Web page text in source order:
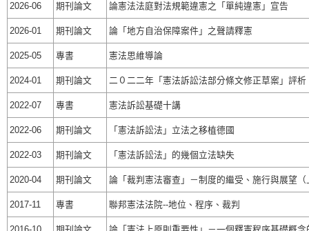
2026-06 期刊論文 論憲法法庭對法規範違憲之「單純違憲」宣告
2026-01 期刊論文 論「地方自治保障案件」之聲請釋憲
2025-05 專書 憲法思維導論
2024-01 期刊論文 二０二二年「憲法訴訟法部分條文修正草案」評析
2022-07 專書 憲法訴訟基礎十講
2022-06 期刊論文 「憲法訴訟法」立法之移植德國
2022-03 期刊論文 「憲法訴訟法」的幾個立法缺失
2020-04 期刊論文 論「裁判憲法審查」－制度的繼受、施行與展望（
2017-11 專書 聯邦憲法法院--地位、程序、裁判